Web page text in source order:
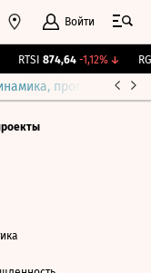
Войти
RTSI 874,64 -1,12%↓
прогнозы